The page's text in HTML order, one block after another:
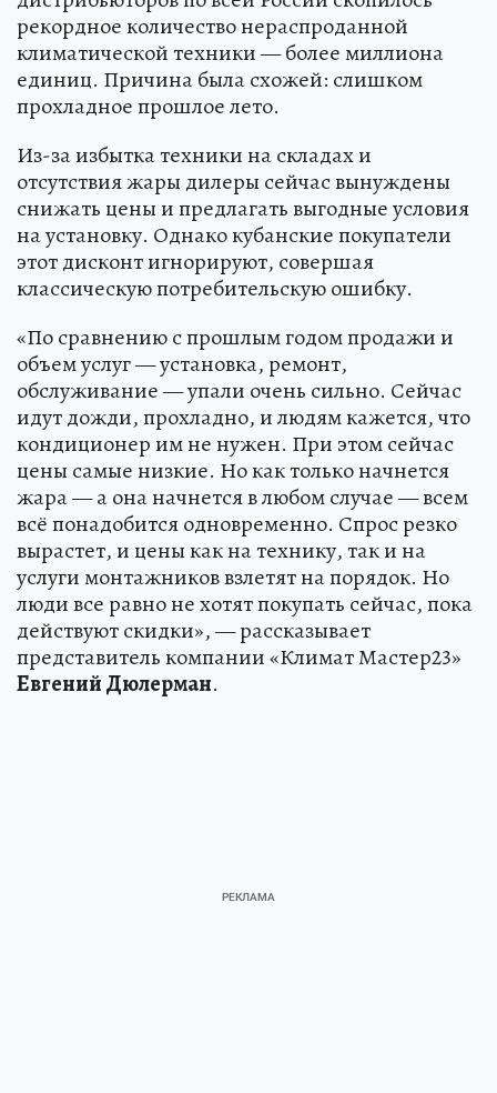
рекордное количество нераспроданной
климатической техники — более миллиона
единиц. Причина была схожей: слишком
прохладное прошлое лето.
Из-за избытка техники на складах и
отсутствия жары дилеры сейчас вынуждены
снижать цены и предлагать выгодные условия
на установку. Однако кубанские покупатели
этот дисконт игнорируют, совершая
классическую потребительскую ошибку.
«По сравнению с прошлым годом продажи и
объем услуг — установка, ремонт,
обслуживание — упали очень сильно. Сейчас
идут дожди, прохладно, и людям кажется, что
кондиционер им не нужен. При этом сейчас
цены самые низкие. Но как только начнется
жара — а она начнется в любом случае — всем
всё понадобится одновременно. Спрос резко
вырастет, и цены как на технику, так и на
услуги монтажников взлетят на порядок. Но
люди все равно не хотят покупать сейчас, пока
действуют скидки», — рассказывает
представитель компании «Климат Мастер23»
Евгений Дюлерман.